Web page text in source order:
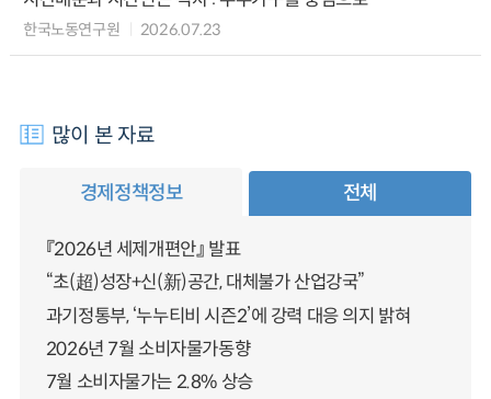
한국노동연구원 2026.07.23
많이 본 자료
경제정책정보 전체
『2026년 세제개편안』 발표
“초(超)성장+신(新)공간, 대체불가 산업강국”
과기정통부, ‘누누티비 시즌2’에 강력 대응 의지 밝혀
2026년 7월 소비자물가동향
7월 소비자물가는 2.8% 상승